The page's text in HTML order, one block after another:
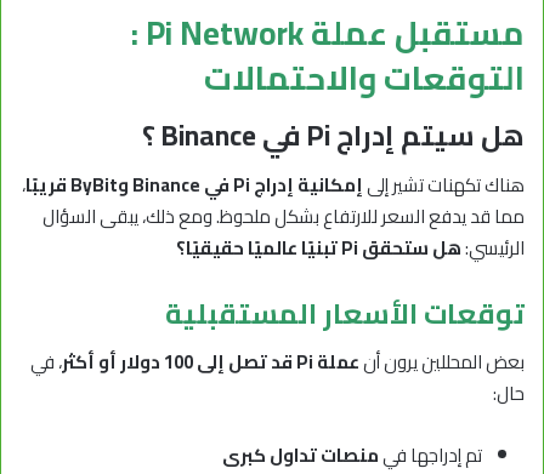
مستقبل عملة Pi Network :
التوقعات والاحتمالات
هل سيتم إدراج Pi في Binance ؟
هناك تكهنات تشير إلىإمكانية إدراج Pi في Binance وByBit قريبًا
،
مما قد يدفع السعر للارتفاع بشكل ملحوظ. ومع ذلك، يبقى السؤال
الرئيسي:هل ستحقق Pi تبنيًا عالميًا حقيقيًا؟
توقعات الأسعار المستقبلية
بعض المحللين يرون أنعملة Pi قد تصل إلى 100 دولار أو أكثر
، في
حال:
تم إدراجها فيمنصات تداول كبرى